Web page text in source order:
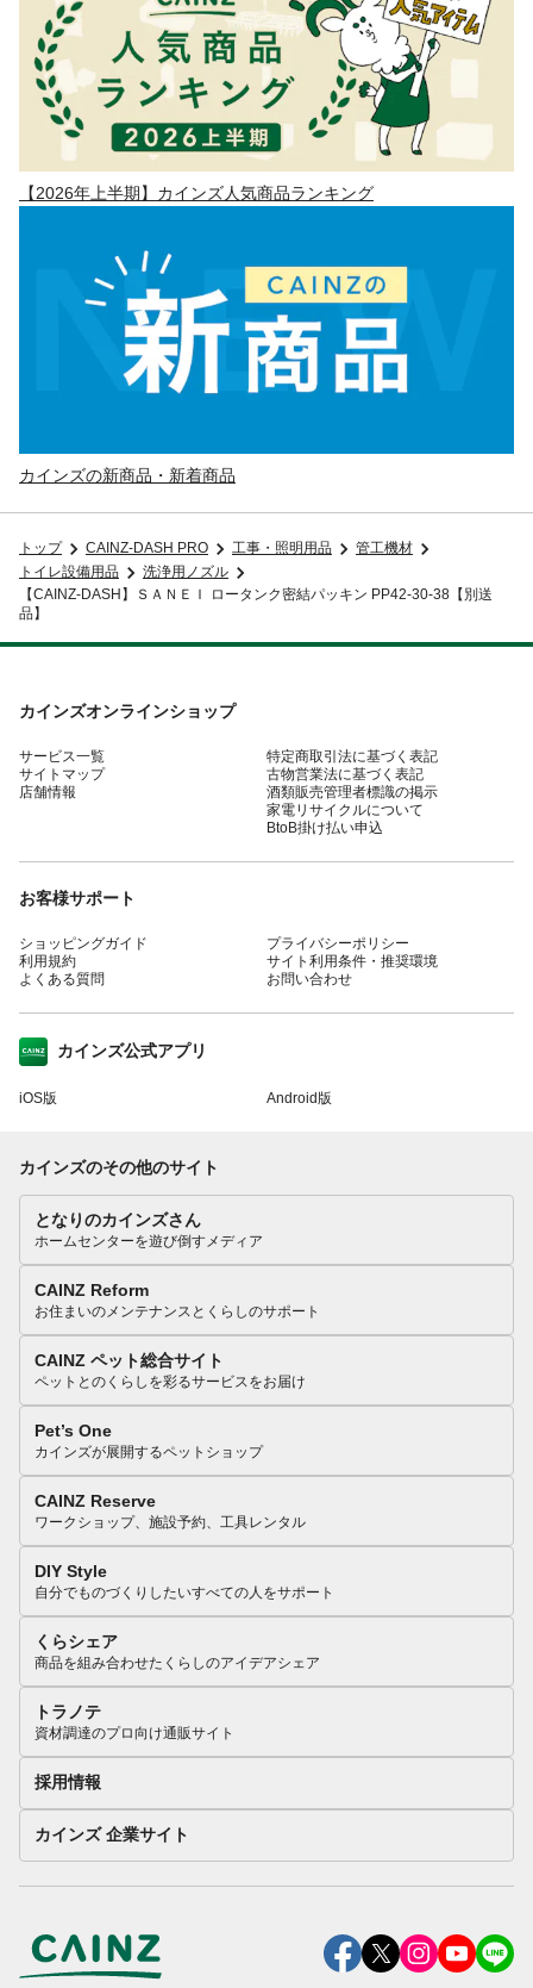
【2026年上半期】カインズ人気商品ランキング
カインズの新商品・新着商品
トップ CAINZ-DASH PRO 工事・照明用品
管工機材
トイレ設備用品
洗浄用ノズル
【CAINZ-DASH】ＳＡＮＥＩ ロータンク密結パッキン PP42-30-38【別送
品】
カインズオンラインショップ
サービス一覧
サイトマップ
店舗情報
特定商取引法に基づく表記
古物営業法に基づく表記
酒類販売管理者標識の掲示
家電リサイクルについて
BtoB掛け払い申込
お客様サポート
ショッピングガイド
利用規約
よくある質問
プライバシーポリシー
サイト利用条件・推奨環境
お問い合わせ
カインズ公式アプリ
iOS版 Android版
カインズのその他のサイト
となりのカインズさん
ホームセンターを遊び倒すメディア
CAINZ Reform
お住まいのメンテナンスとくらしのサポート
CAINZ ペット総合サイト
ペットとのくらしを彩るサービスをお届け
Pet’s One
カインズが展開するペットショップ
CAINZ Reserve
ワークショップ、施設予約、工具レンタル
DIY Style
自分でものづくりしたいすべての人をサポート
くらシェア
商品を組み合わせたくらしのアイデアシェア
トラノテ
資材調達のプロ向け通販サイト
採用情報
カインズ 企業サイト